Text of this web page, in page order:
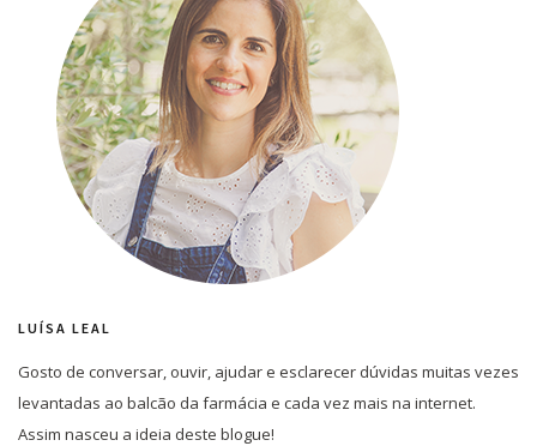
LUÍSA LEAL
Gosto de conversar, ouvir, ajudar e esclarecer dúvidas muitas vezes
levantadas ao balcão da farmácia e cada vez mais na internet.
Assim nasceu a ideia deste blogue!